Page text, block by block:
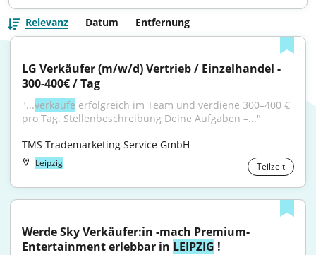
Relevanz Datum Entfernung
LG Verkäufer (m/w/d) Vertrieb / Einzelhandel -
300-400€ / Tag
"...verkaufe erfolgreich im Team und verdiene 300–400 €
pro Tag. Stellenbeschreibung Deine Aufgaben –..."
TMS Trademarketing Service GmbH
Leipzig Teilzeit
Werde Sky Verkäufer:in -mach Premium-
Entertainment erlebbar in LEIPZIG !